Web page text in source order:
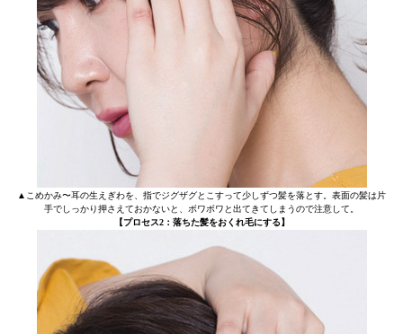
▲こめかみ〜耳の生えぎわを、指でジグザグとこすって少しずつ髪を落とす。表面の髪は片
手でしっかり押さえておかないと、ボワボワと出てきてしまうので注意して。
【プロセス2：落ちた髪をおくれ毛にする】